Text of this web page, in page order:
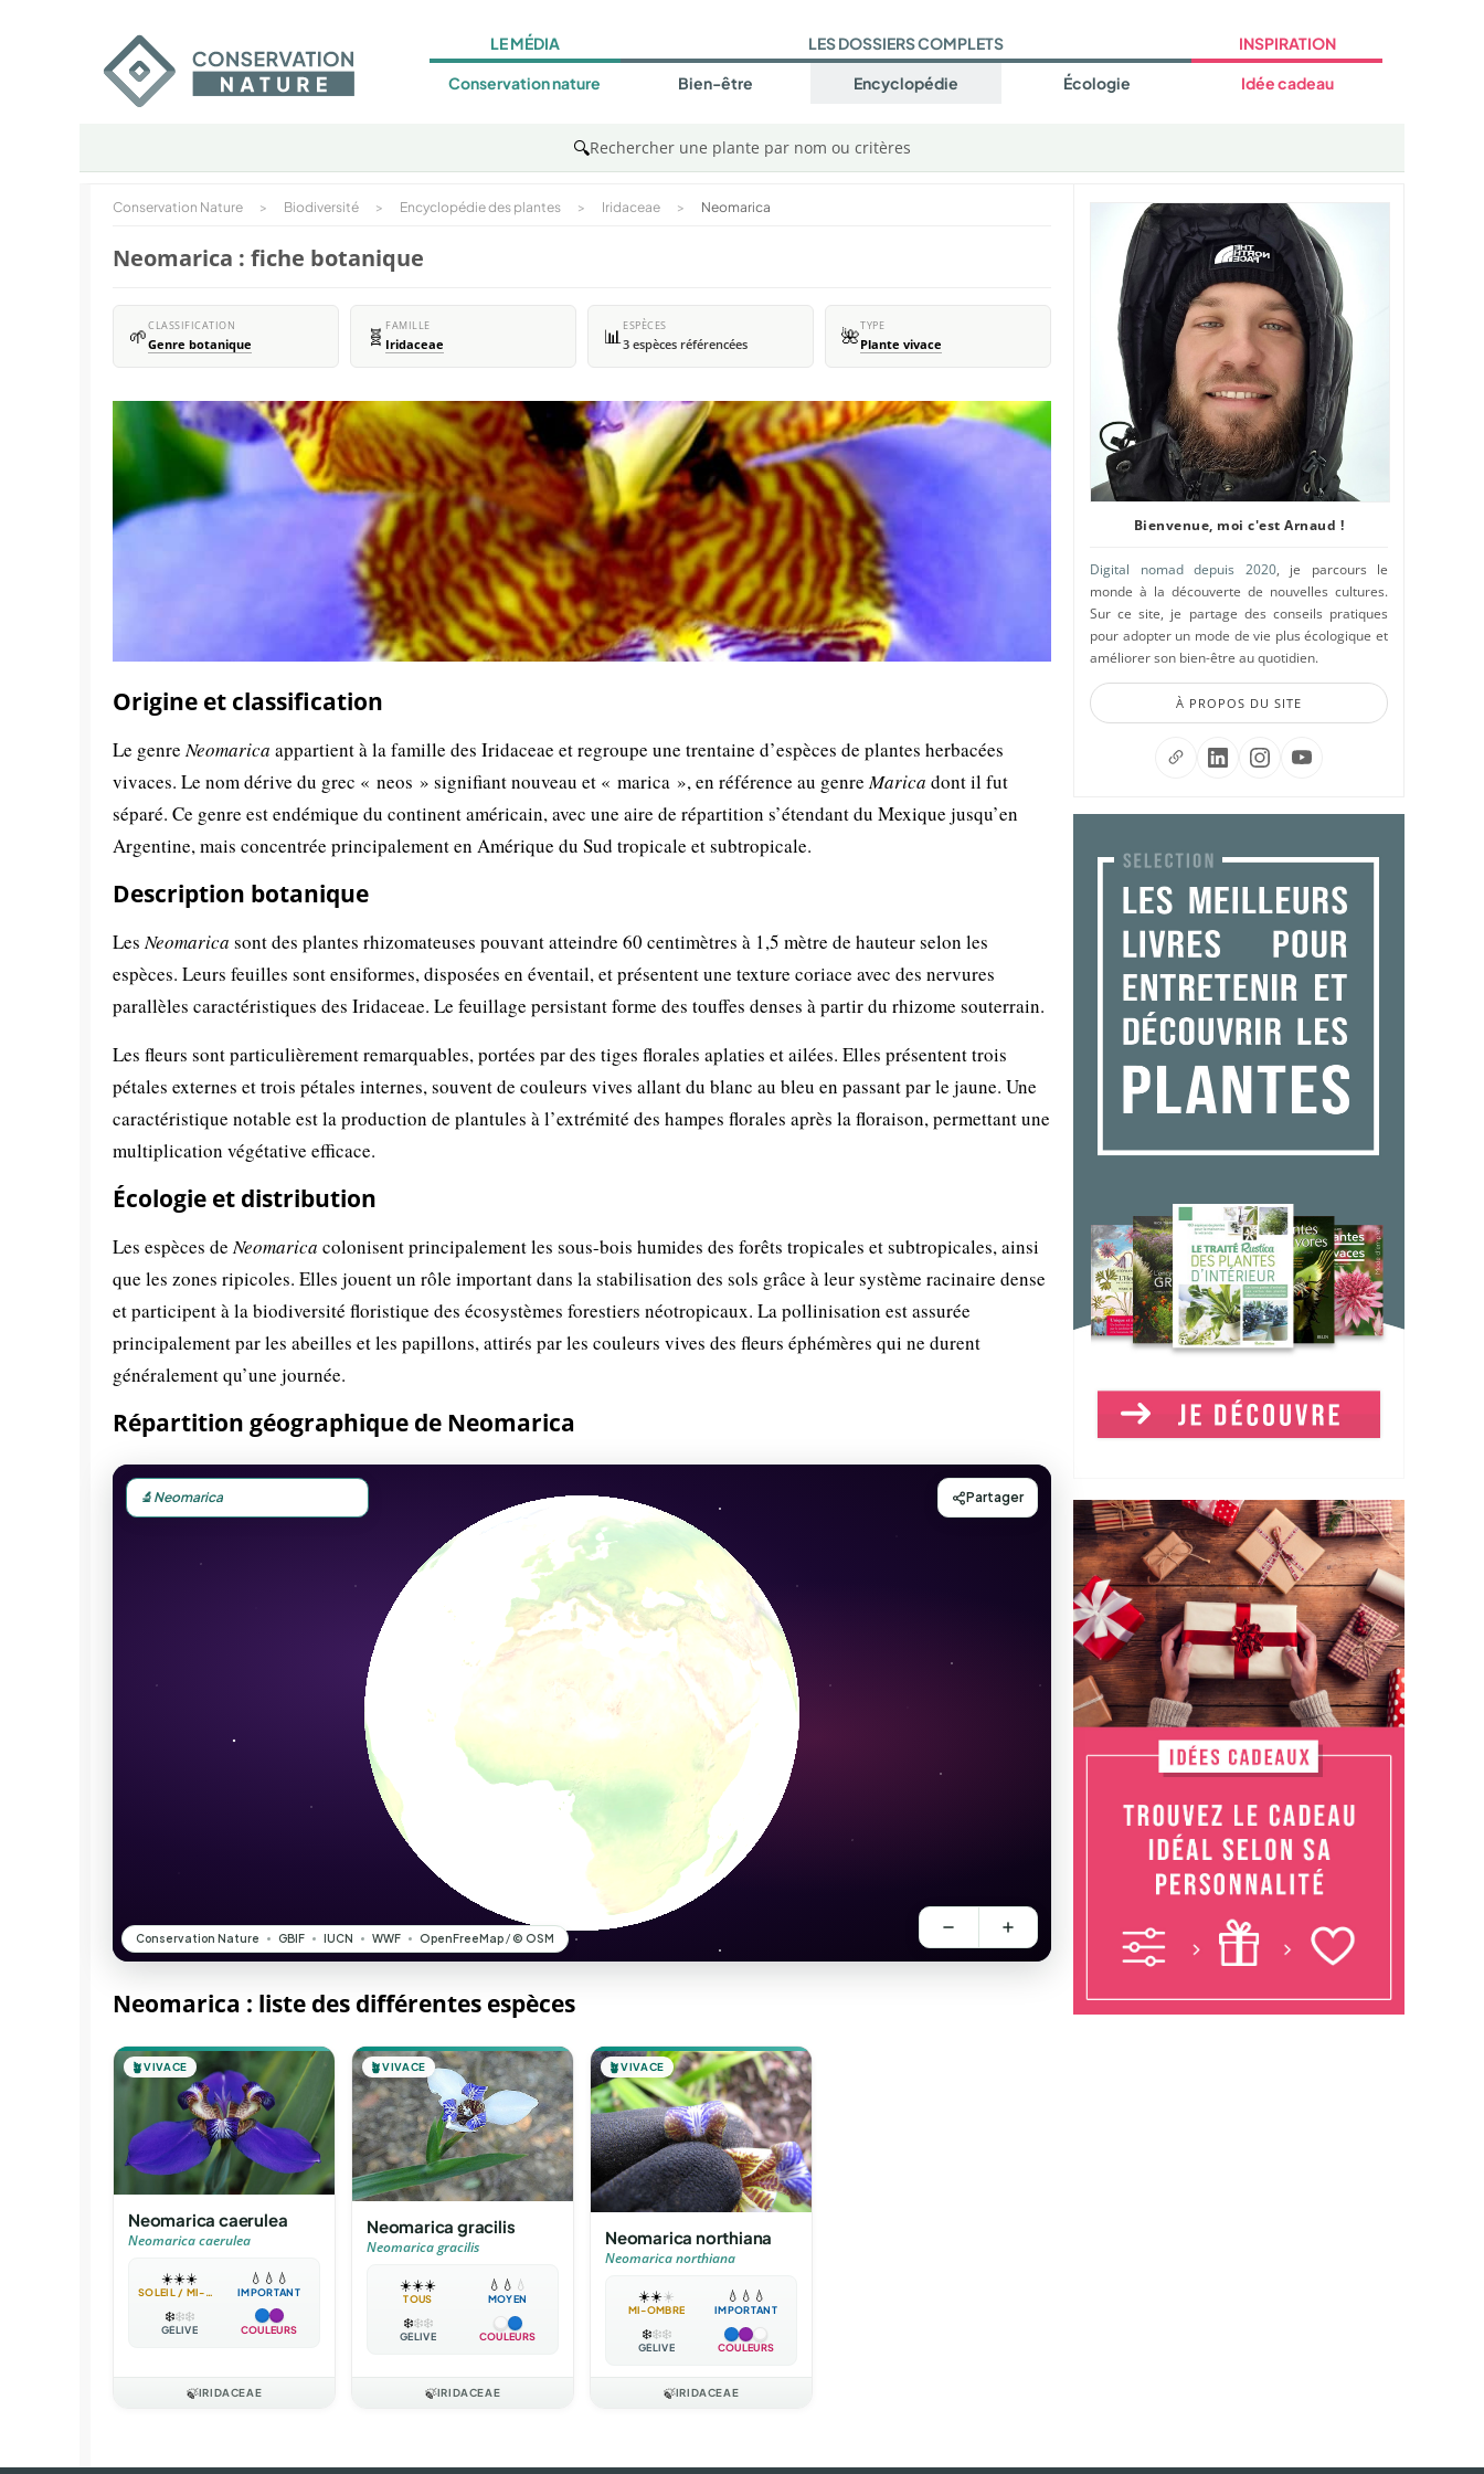
LE MÉDIA
Conservation nature
LES DOSSIERS COMPLETS
Bien-être Encyclopédie Écologie
INSPIRATION
Idée cadeau
🔍Rechercher une plante par nom ou critères
Conservation Nature > Biodiversité > Encyclopédie des plantes > Iridaceae > Neomarica
Neomarica : fiche botanique
🌱CLASSIFICATION
Genre botanique 🧬 FAMILLE
Iridaceae 📊 ESPÈCES
3 espèces référencées 🌺TYPE
Plante vivace
Origine et classification
Le genreNeomarica appartient à la famille des Iridaceae et regroupe une trentaine d’espèces de plantes herbacées
vivaces. Le nom dérive du grec « neos » signifiant nouveau et « marica », en référence au genreMarica dont il fut
séparé. Ce genre est endémique du continent américain, avec une aire de répartition s’étendant du Mexique jusqu’en
Argentine, mais concentrée principalement en Amérique du Sud tropicale et subtropicale.
Description botanique
LesNeomarica sont des plantes rhizomateuses pouvant atteindre 60 centimètres à 1,5 mètre de hauteur selon les
espèces. Leurs feuilles sont ensiformes, disposées en éventail, et présentent une texture coriace avec des nervures
parallèles caractéristiques des Iridaceae. Le feuillage persistant forme des touffes denses à partir du rhizome souterrain.
Les fleurs sont particulièrement remarquables, portées par des tiges florales aplaties et ailées. Elles présentent trois
pétales externes et trois pétales internes, souvent de couleurs vives allant du blanc au bleu en passant par le jaune. Une
caractéristique notable est la production de plantules à l’extrémité des hampes florales après la floraison, permettant une
multiplication végétative efficace.
Écologie et distribution
Les espèces deNeomarica colonisent principalement les sous-bois humides des forêts tropicales et subtropicales, ainsi
que les zones ripicoles. Elles jouent un rôle important dans la stabilisation des sols grâce à leur système racinaire dense
et participent à la biodiversité floristique des écosystèmes forestiers néotropicaux. La pollinisation est assurée
principalement par les abeilles et les papillons, attirés par les couleurs vives des fleurs éphémères qui ne durent
généralement qu’une journée.
Répartition géographique de Neomarica
Neomarica : liste des différentes espèces
🪴VIVACE
Neomarica caerulea
Neomarica caerulea
☀️☀️☀️
SOLEIL / MI-OMBRE
💧 💧 💧
IMPORTANT
❄️❄️❄️
GÉLIVE COULEURS
🍃IRIDACEAE
🪴VIVACE
Neomarica gracilis
Neomarica gracilis
☀️☀️☀️
TOUS
💧 💧 💧
MOYEN
❄️❄️❄️
GÉLIVE COULEURS
🍃IRIDACEAE
🪴VIVACE
Neomarica northiana
Neomarica northiana
☀️☀️☀️
MI-OMBRE
💧 💧 💧
IMPORTANT
❄️❄️❄️
GÉLIVE COULEURS
🍃IRIDACEAE
Bienvenue, moi c'est Arnaud !
Digital nomad depuis 2020, je parcours le
monde à la découverte de nouvelles cultures.
Sur ce site, je partage des conseils pratiques
pour adopter un mode de vie plus écologique et
améliorer son bien-être au quotidien.
À PROPOS DU SITE